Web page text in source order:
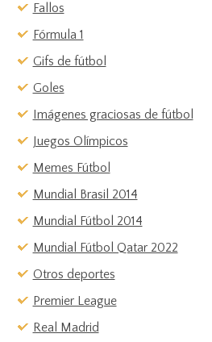
Fallos
Fórmula 1
Gifs de fútbol
Goles
Imágenes graciosas de fútbol
Juegos Olímpicos
Memes Fútbol
Mundial Brasil 2014
Mundial Fútbol 2014
Mundial Fútbol Qatar 2022
Otros deportes
Premier League
Real Madrid